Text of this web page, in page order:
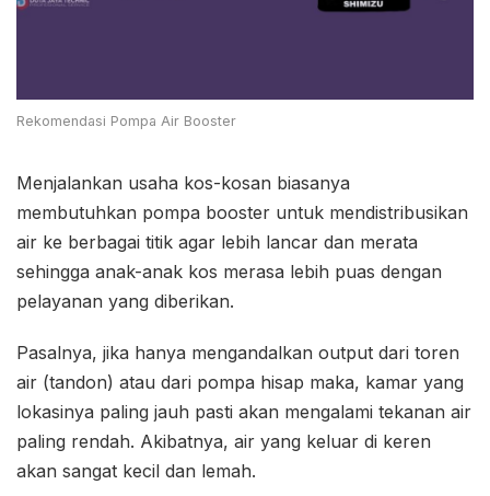
Rekomendasi Pompa Air Booster
Menjalankan usaha kos-kosan biasanya
membutuhkan pompa booster untuk mendistribusikan
air ke berbagai titik agar lebih lancar dan merata
sehingga anak-anak kos merasa lebih puas dengan
pelayanan yang diberikan.
Pasalnya, jika hanya mengandalkan output dari toren
air (tandon) atau dari pompa hisap maka, kamar yang
lokasinya paling jauh pasti akan mengalami tekanan air
paling rendah. Akibatnya, air yang keluar di keren
akan sangat kecil dan lemah.